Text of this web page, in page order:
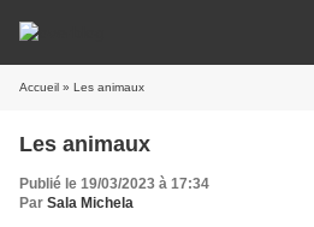
Accueil » Les animaux
Les animaux
Publié le 19/03/2023 à 17:34
Par Sala Michela